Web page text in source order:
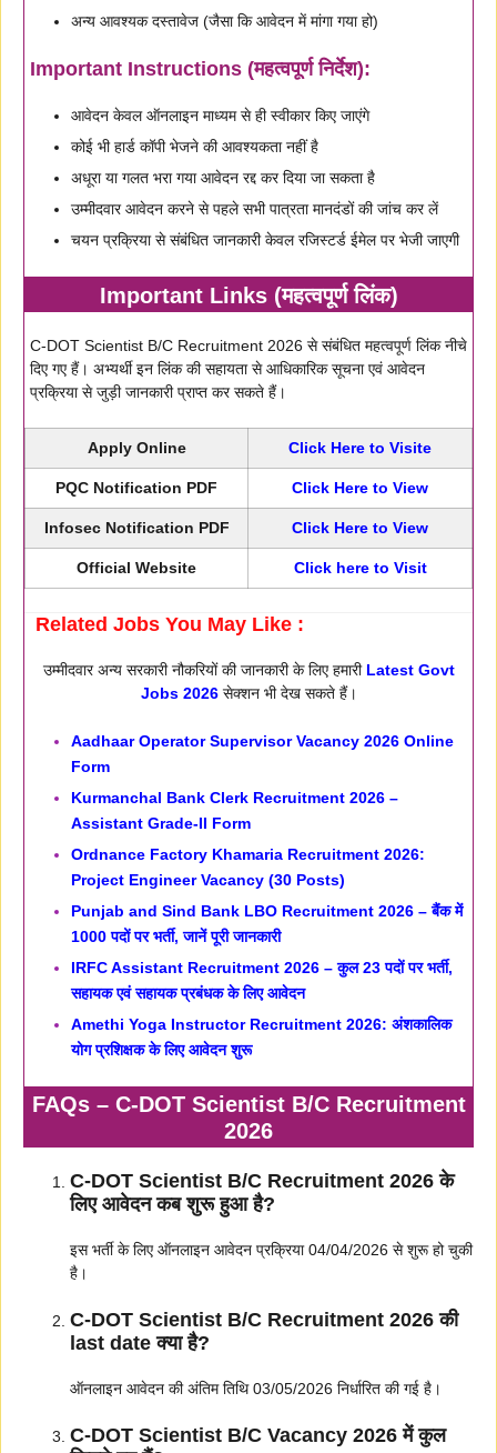
अन्य आवश्यक दस्तावेज (जैसा कि आवेदन में मांगा गया हो)
Important Instructions (महत्वपूर्ण निर्देश):
आवेदन केवल ऑनलाइन माध्यम से ही स्वीकार किए जाएंगे
कोई भी हार्ड कॉपी भेजने की आवश्यकता नहीं है
अधूरा या गलत भरा गया आवेदन रद्द कर दिया जा सकता है
उम्मीदवार आवेदन करने से पहले सभी पात्रता मानदंडों की जांच कर लें
चयन प्रक्रिया से संबंधित जानकारी केवल रजिस्टर्ड ईमेल पर भेजी जाएगी
Important Links (महत्वपूर्ण लिंक)
C-DOT Scientist B/C Recruitment 2026 से संबंधित महत्वपूर्ण लिंक नीचे
दिए गए हैं। अभ्यर्थी इन लिंक की सहायता से आधिकारिक सूचना एवं आवेदन
प्रक्रिया से जुड़ी जानकारी प्राप्त कर सकते हैं।
Apply Online Click Here to Visite
PQC Notification PDF Click Here to View
Infosec Notification PDF Click Here to View
Official Website Click here to Visit
Related Jobs You May Like :
उम्मीदवार अन्य सरकारी नौकरियों की जानकारी के लिए हमारी Latest Govt
Jobs 2026सेक्शन भी देख सकते हैं।
Aadhaar Operator Supervisor Vacancy 2026 Online
Form
Kurmanchal Bank Clerk Recruitment 2026 –
Assistant Grade-II Form
Ordnance Factory Khamaria Recruitment 2026:
Project Engineer Vacancy (30 Posts)
Punjab and Sind Bank LBO Recruitment 2026 – बैंक में
1000 पदों पर भर्ती, जानें पूरी जानकारी
IRFC Assistant Recruitment 2026 – कुल 23 पदों पर भर्ती,
सहायक एवं सहायक प्रबंधक के लिए आवेदन
Amethi Yoga Instructor Recruitment 2026: अंशकालिक
योग प्रशिक्षक के लिए आवेदन शुरू
FAQs – C-DOT Scientist B/C Recruitment
2026
C-DOT Scientist B/C Recruitment 2026 के
लिए आवेदन कब शुरू हुआ है?
इस भर्ती के लिए ऑनलाइन आवेदन प्रक्रिया 04/04/2026 से शुरू हो चुकी
है।
C-DOT Scientist B/C Recruitment 2026 की
last date क्या है?
ऑनलाइन आवेदन की अंतिम तिथि 03/05/2026 निर्धारित की गई है।
C-DOT Scientist B/C Vacancy 2026 में कुल